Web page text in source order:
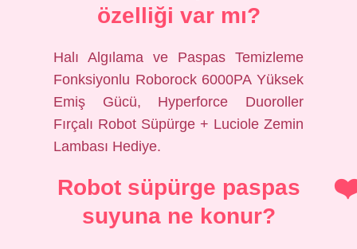
özelliği var mı?
Halı Algılama ve Paspas Temizleme
Fonksiyonlu Roborock 6000PA Yüksek
Emiş Gücü, Hyperforce Duoroller
Fırçalı Robot Süpürge + Luciole Zemin
Lambası Hediye.
Robot süpürge paspas
suyuna ne konur?